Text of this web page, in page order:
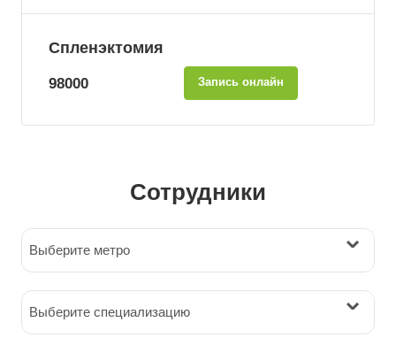
Спленэктомия
98000 Запись онлайн
Сотрудники
Выберите метро
Выберите специализацию